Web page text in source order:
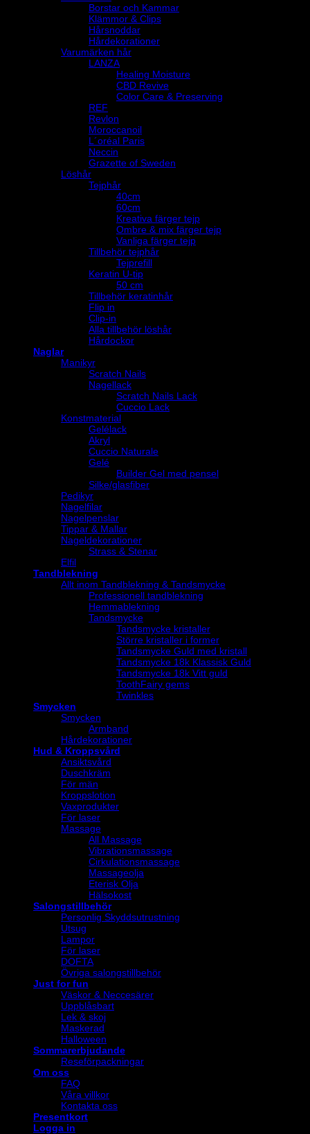
Borstar och Kammar
Klämmor & Clips
Hårsnoddar
Hårdekorationer
Varumärken hår
LANZA
Healing Moisture
CBD Revive
Color Care & Preserving
REF
Revlon
Moroccanoil
L´oréal Paris
Neccin
Grazette of Sweden
Löshår
Tejphår
40cm
60cm
Kreativa färger tejp
Ombre & mix färger tejp
Vanliga färger tejp
Tillbehör tejphår
Tejprefill
Keratin U-tip
50 cm
Tillbehör keratinhår
Flip in
Clip-in
Alla tillbehör löshår
Hårdockor
Naglar
Manikyr
Scratch Nails
Nagellack
Scratch Nails Lack
Cuccio Lack
Konstmaterial
Gelélack
Akryl
Cuccio Naturale
Gelé
Builder Gel med pensel
Silke/glasfiber
Pedikyr
Nagelfilar
Nagelpenslar
Tippar & Mallar
Nageldekorationer
Strass & Stenar
Elfil
Tandblekning
Allt inom Tandblekning & Tandsmycke
Professionell tandblekning
Hemmablekning
Tandsmycke
Tandsmycke kristaller
Större kristaller i former
Tandsmycke Guld med kristall
Tandsmycke 18k Klassisk Guld
Tandsmycke 18k Vitt guld
ToothFairy gems
Twinkles
Smycken
Smycken
Armband
Hårdekorationer
Hud & Kroppsvård
Ansiktsvård
Duschkräm
För män
Kroppslotion
Vaxprodukter
För laser
Massage
All Massage
Vibrationsmassage
Cirkulationsmassage
Massageolja
Eterisk Olja
Hälsokost
Salongstillbehör
Personlig Skyddsutrustning
Utsug
Lampor
För laser
DOFTA
Övriga salongstillbehör
Just for fun
Väskor & Neccesärer
Uppblåsbart
Lek & skoj
Maskerad
Halloween
Sommarerbjudande
Reseförpackningar
Om oss
FAQ
Våra villkor
Kontakta oss
Presentkort
Logga in